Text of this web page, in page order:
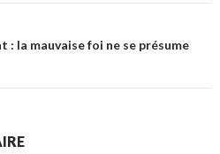
la mauvaise foi ne se présume